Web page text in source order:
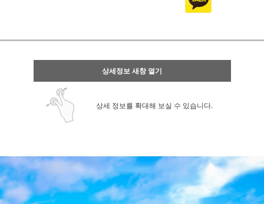
상세정보 새창 열기
상세 정보를 확대해 보실 수 있습니다.